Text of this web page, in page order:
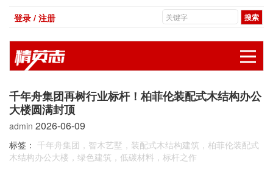
登录 / 注册
千年舟集团再树行业标杆！柏菲伦装配式木结构办公
大楼圆满封顶
admin 2026-06-09
标签： 千年舟集团，智木艺墅，装配式木结构建筑，柏菲伦装配式
木结构办公大楼，绿色建筑，低碳材料，标杆之作